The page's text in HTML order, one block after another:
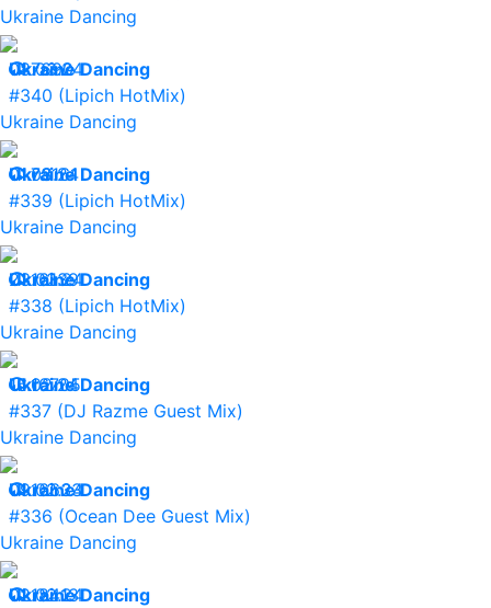
Ukraine Dancing
08.03.24
7690
Ukraine Dancing
#340 (Lipich HotMix)
Ukraine Dancing
01.03.24
78161
Ukraine Dancing
#339 (Lipich HotMix)
Ukraine Dancing
23.02.24
16139
Ukraine Dancing
#338 (Lipich HotMix)
Ukraine Dancing
16.02.24
16705
Ukraine Dancing
#337 (DJ Razme Guest Mix)
Ukraine Dancing
09.02.24
16633
Ukraine Dancing
#336 (Ocean Dee Guest Mix)
Ukraine Dancing
02.02.24
18413
Ukraine Dancing